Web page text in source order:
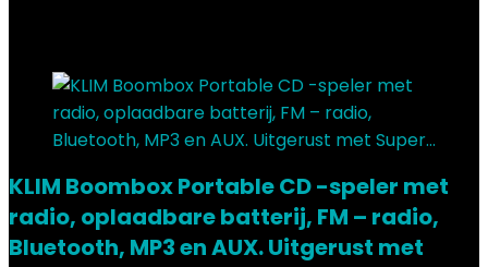
KLIM Boombox Portable CD -speler met
radio, oplaadbare batterij, FM – radio,
Bluetooth, MP3 en AUX. Uitgerust met